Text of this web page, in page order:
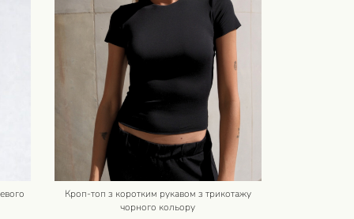
Кроп-топ з коротким рукавом з трикотажу
чорного кольору